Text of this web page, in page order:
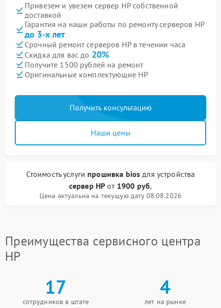
Привезем и увезем сервер HP собственной
доставкой
Гарантия на наши работы по ремонту серверов HP
до 3-х лет
Срочный ремонт серверов HP в течении часа
Скидка для вас до 20%
Получите 1500 рублей на ремонт
Оригинальные комплектующие HP
Получить консультацию
Наши цены
Стоимость услуги прошивка bios для устройства
сервер HP от 1900 руб.
Цена актуальна на текущую дату 08.08.2026
Преимущества сервисного центра
HP
17
сотрудников в штате
4
лет на рынке